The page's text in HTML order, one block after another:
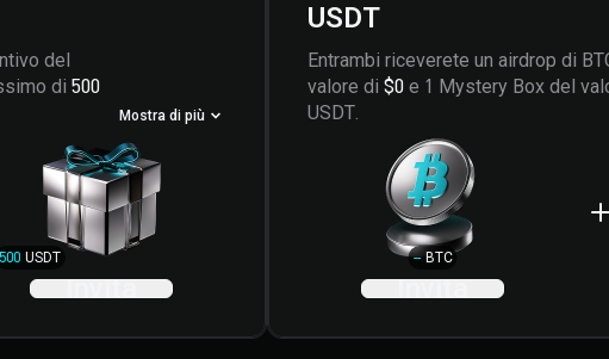
del
di 500
Mostra di più
500 USDT
Invita
USDT
Entrambi riceverete un airdrop di
valore di $0 e 1 Mystery Box del
USDT.
-- BTC
Invita